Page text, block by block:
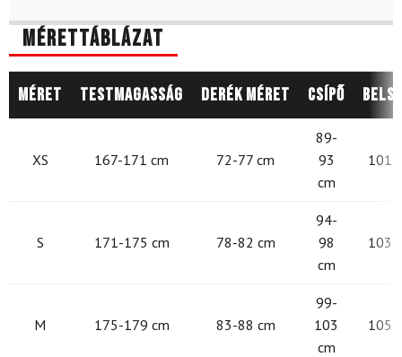
Mérettáblázat
Méret Testmagasság Derék méret Csípő
XS 167-171 cm 72-77 cm
89-
93
cm
101
S 171-175 cm 78-82 cm
94-
98
cm
103
M 175-179 cm 83-88 cm
99-
103
cm
105